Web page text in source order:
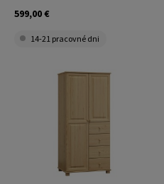
599,00 €
14-21 pracovné dni